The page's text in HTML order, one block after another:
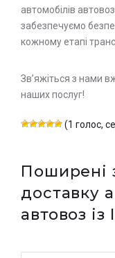
автомобілів
забезпечуємо
кожному етапі
Зв’яжіться з нами
наших послуг!
(1 голос,
Поширені
доставку
автовоз із